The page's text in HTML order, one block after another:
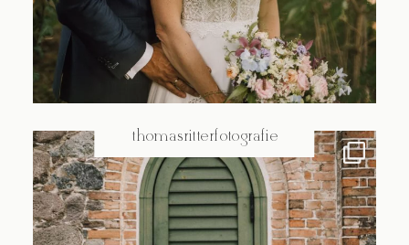
@thomasritterfotografie